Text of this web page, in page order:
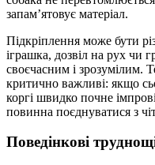
запам’ятовує матеріал.
Підкріплення може бути
іграшка, дозвіл на рух чи
своєчасним і зрозумілим.
критично важливі: якщо
коргі швидко почне
повинна поєднуватися з
Поведінкові